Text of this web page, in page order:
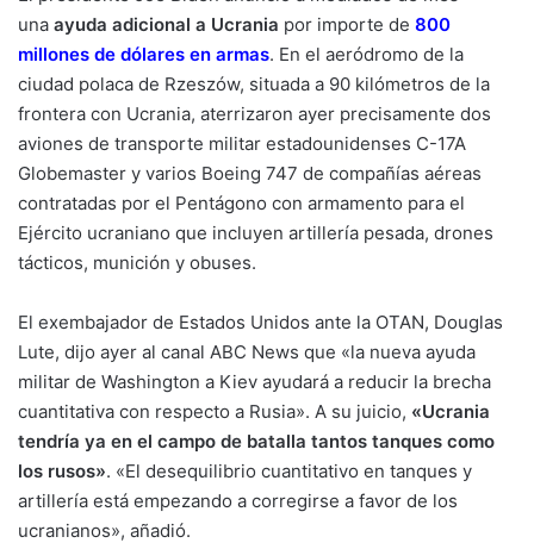
una ayuda adicional a Ucrania por importe de 800
millones de dólares en armas. En el aeródromo de la
ciudad polaca de Rzeszów, situada a 90 kilómetros de la
frontera con Ucrania, aterrizaron ayer precisamente dos
aviones de transporte militar estadounidenses C-17A
Globemaster y varios Boeing 747 de compañías aéreas
contratadas por el Pentágono con armamento para el
Ejército ucraniano que incluyen artillería pesada, drones
tácticos, munición y obuses.
El exembajador de Estados Unidos ante la OTAN, Douglas
Lute, dijo ayer al canal ABC News que «la nueva ayuda
militar de Washington a Kiev ayudará a reducir la brecha
cuantitativa con respecto a Rusia». A su juicio, «Ucrania
tendría ya en el campo de batalla tantos tanques como
los rusos». «El desequilibrio cuantitativo en tanques y
artillería está empezando a corregirse a favor de los
ucranianos», añadió.